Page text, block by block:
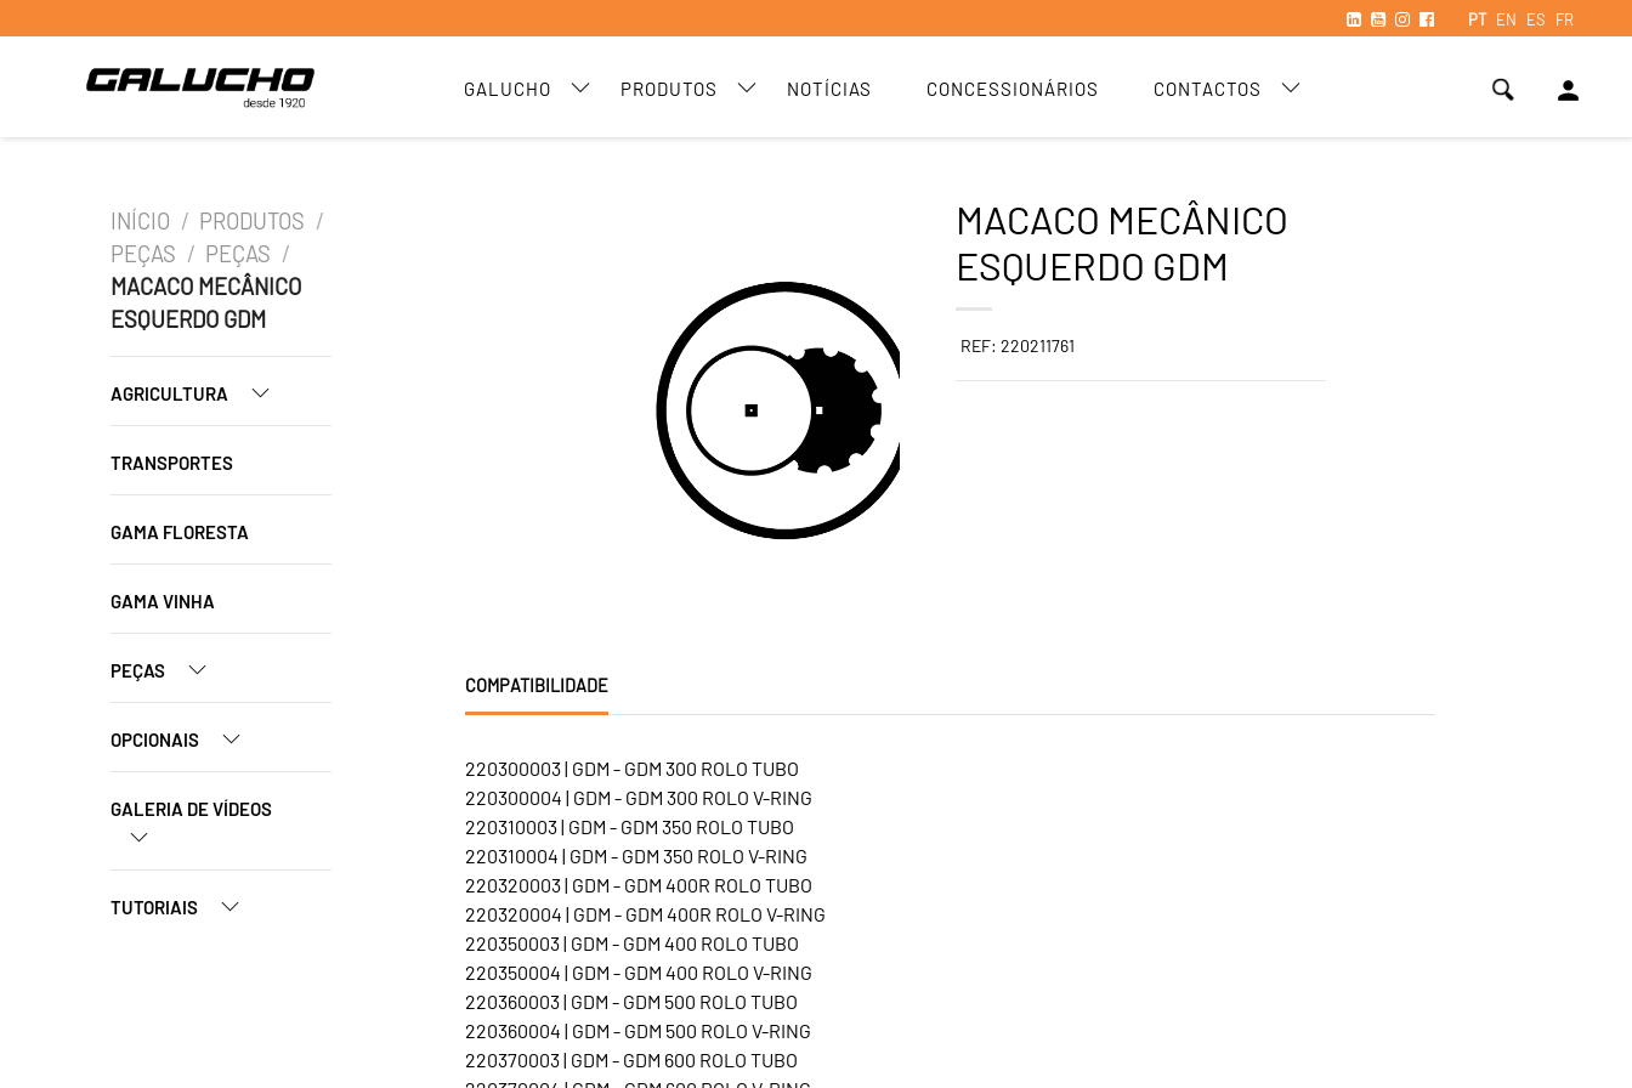
PT EN ES FR
GALUCHO PRODUTOS NOTÍCIAS CONCESSIONÁRIOS CONTACTOS person
INÍCIO / PRODUTOS /
PEÇAS / PEÇAS /
MACACO MECÂNICO
ESQUERDO GDM
AGRICULTURA
TRANSPORTES
GAMA FLORESTA
GAMA VINHA
PEÇAS
OPCIONAIS
GALERIA DE VÍDEOS
TUTORIAIS
MACACO MECÂNICO
ESQUERDO GDM
REF: 220211761
COMPATIBILIDADE
220300003 | GDM - GDM 300 ROLO TUBO
220300004 | GDM - GDM 300 ROLO V-RING
220310003 | GDM - GDM 350 ROLO TUBO
220310004 | GDM - GDM 350 ROLO V-RING
220320003 | GDM - GDM 400R ROLO TUBO
220320004 | GDM - GDM 400R ROLO V-RING
220350003 | GDM - GDM 400 ROLO TUBO
220350004 | GDM - GDM 400 ROLO V-RING
220360003 | GDM - GDM 500 ROLO TUBO
220360004 | GDM - GDM 500 ROLO V-RING
220370003 | GDM - GDM 600 ROLO TUBO